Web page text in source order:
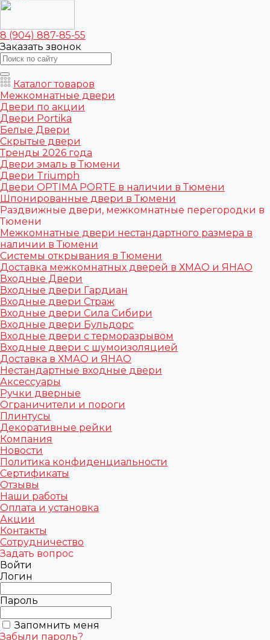
8 (904) 887-85-55
Заказать звонок
Каталог товаров
Межкомнатные двери
Двери по акции
Двери Portika
Белые Двери
Скрытые двери
Тренды 2026 года
Двери эмаль в Тюмени
Двери Triumph
Двери OPTIMA PORTE в наличии в Тюмени
Шпонированные двери в Тюмени
Раздвижные двери, межкомнатные перегородки в
Тюмени
Межкомнатные двери нестандартного размера в
наличии в Тюмени
Системы открывания в Тюмени
Доставка межкомнатных дверей в ХМАО и ЯНАО
Входные Двери
Входные двери Гардиан
Входные двери Страж
Входные двери Сила Сибири
Входные двери Бульдорс
Входные двери с терморазрывом
Входные двери с шумоизоляцией
Доставка в ХМАО и ЯНАО
Нестандартные входные двери
Аксессуары
Ручки дверные
Ограничители и пороги
Плинтусы
Декоративные рейки
Компания
Новости
Политика конфиденциальности
Сертификаты
Отзывы
Наши работы
Оплата и установка
Акции
Контакты
Сотрудничество
Задать вопрос
Войти
Логин
Пароль
Запомнить меня
Забыли пароль?